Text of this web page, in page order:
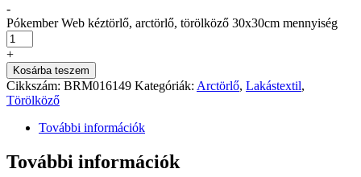
-
Pókember Web kéztörlő, arctörlő, törölköző 30x30cm mennyiség
+
Kosárba teszem
Cikkszám: BRM016149 Kategóriák: Arctörlő, Lakástextil,
Törölköző
További információk
További információk